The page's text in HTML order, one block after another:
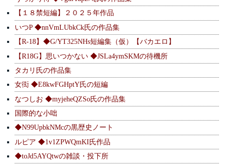
【１８禁短編】２０２５年作品
いつP ◆nnVmLUbkCk氏の作品集
【R-18】◆G/YT325NHs短編集（仮）【バカエロ】
【R18G】思いつかない ◆JSLa4ymSKMの待機所
タカリ氏の作品集
女衒 ◆E8kwFGHptY氏の短編
なつしお ◆myjeheQZSo氏の作品集
国際的な小咄
◆N99UpbkNMcの黒歴史ノート
ルピア ◆1v1ZPWQmKI氏作品
◆toJd5AYQtwの雑談・投下所